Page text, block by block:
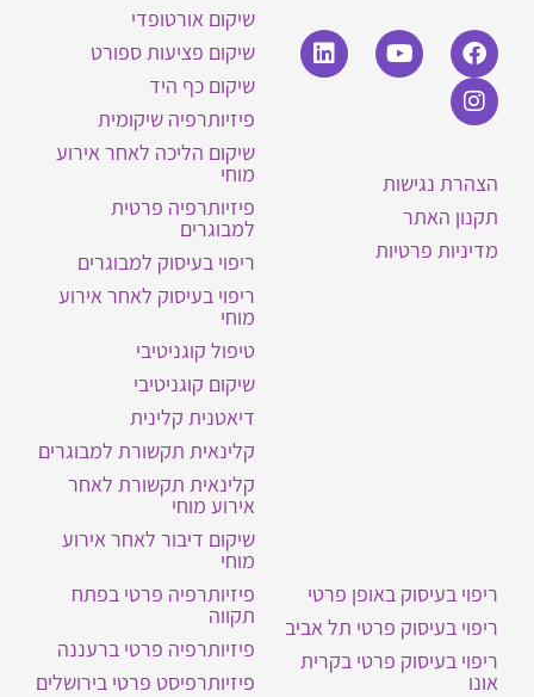
הצהרת נגישות
תקנון האתר
מדיניות פרטיות
שיקום אורטופדי
שיקום פציעות ספורט
שיקום כף היד
פיזיותרפיה שיקומית
שיקום הליכה לאחר אירוע
מוחי
פיזיותרפיה פרטית
למבוגרים
ריפוי בעיסוק למבוגרים
ריפוי בעיסוק לאחר אירוע
מוחי
טיפול קוגניטיבי
שיקום קוגניטיבי
דיאטנית קלינית
קלינאית תקשורת למבוגרים
קלינאית תקשורת לאחר
אירוע מוחי
שיקום דיבור לאחר אירוע
מוחי
ריפוי בעיסוק באופן פרטי
ריפוי בעיסוק פרטי תל אביב
ריפוי בעיסוק פרטי בקרית
אונו
פיזיותרפיה פרטי בפתח
תקווה
פיזיותרפיה פרטי ברעננה
פיזיותרפיסט פרטי בירושלים